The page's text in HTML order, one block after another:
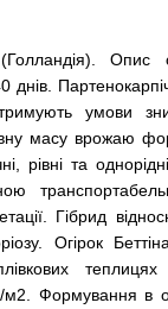
Опис
днів.
умови
масу врожаю
рівні та
Гібрид
Огірок
теплицях
м2. Формування в